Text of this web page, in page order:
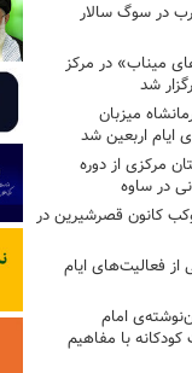
در سوگ سالار
میناب» در مرکز
کرمانشاه میزبان
ایام اربعین شد
مرکزی از دوره
در ساوه
کانون قصرشیرین در
از فعالیت‌های ایام
امام
با مفاهیم